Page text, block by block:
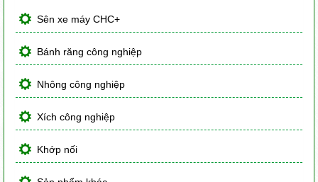
Sên xe máy CHC+
Bánh răng công nghiệp
Nhông công nghiệp
Xích công nghiệp
Khớp nối